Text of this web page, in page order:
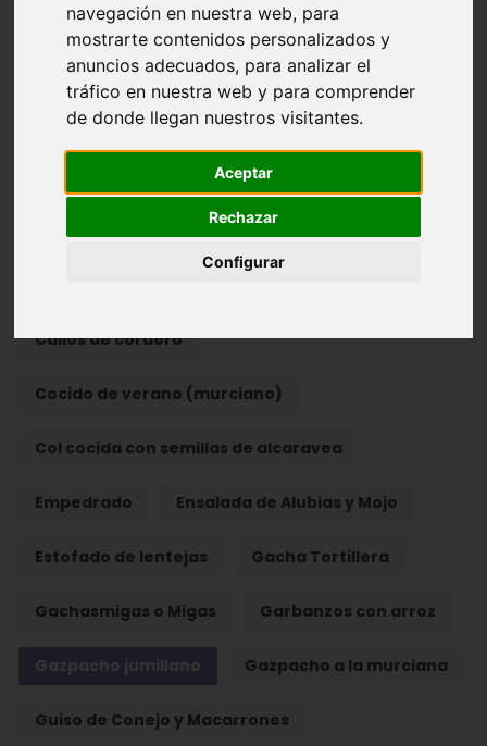
navegación en nuestra web, para
mostrarte contenidos personalizados y
anuncios adecuados, para analizar el
tráfico en nuestra web y para comprender
de donde llegan nuestros visitantes.
Aceptar
Rechazar
Configurar
Introducción Ajo colorao Ajoharina
Albóndigas de Bacalao
Alcachofas de la Abuela
Andrajos Asado de pollo
Callos de cordero
Cocido de verano (murciano)
Col cocida con semillas de alcaravea
Empedrado Ensalada de Alubias y Mojo
Estofado de lentejas Gacha Tortillera
Gachasmigas o Migas Garbanzos con arroz
Gazpacho jumillano Gazpacho a la murciana
Guiso de Conejo y Macarrones